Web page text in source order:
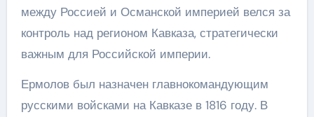
между Россией и Османской империей велся за
контроль над регионом Кавказа, стратегически
важным для Российской империи.
Ермолов был назначен главнокомандующим
русскими войсками на Кавказе в 1816 году. В